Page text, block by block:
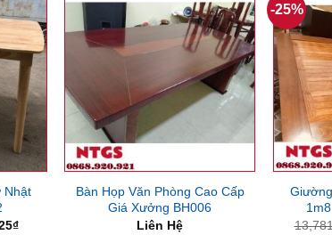
Nhật
₫Giá
Bàn Họp Văn Phòng Cao Cấp
Giá Xưởng BH006
Liên Hệ
-25%